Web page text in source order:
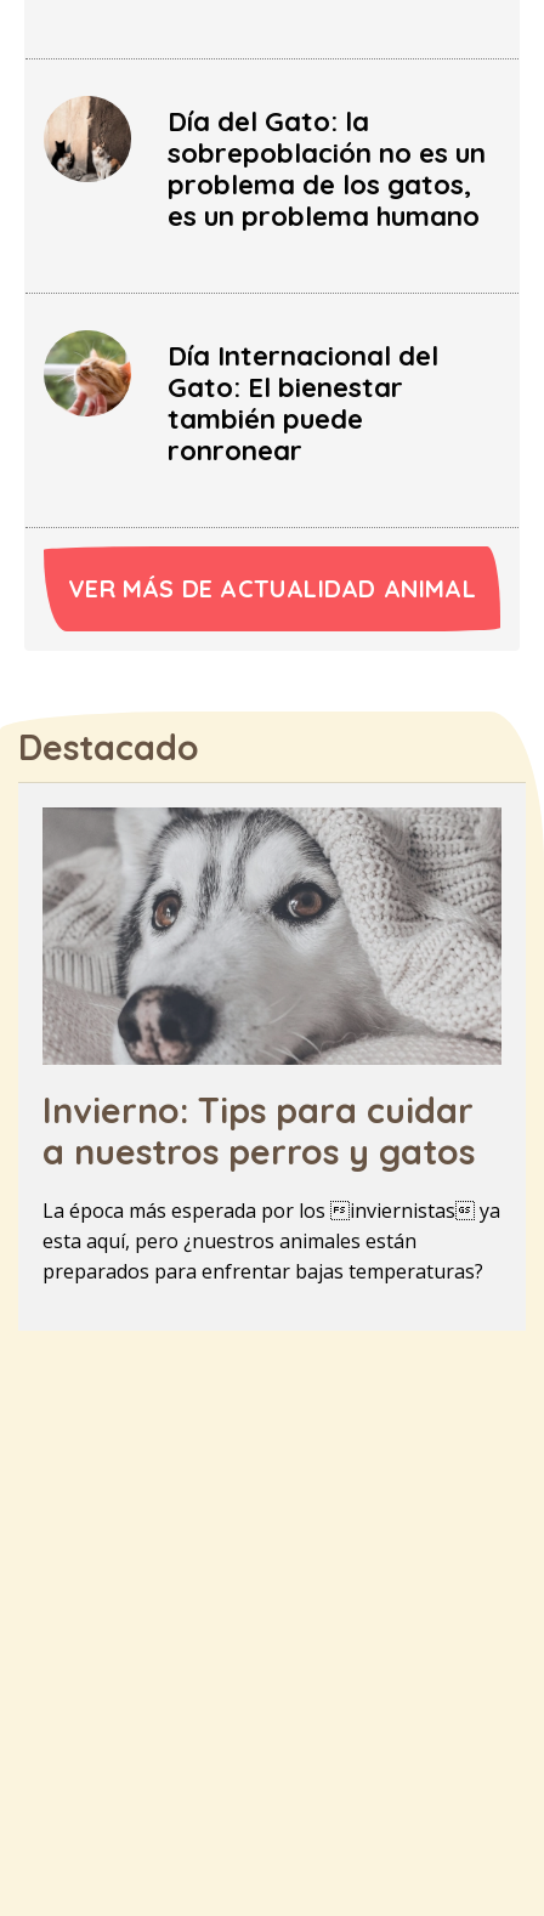
Día del Gato: la
sobrepoblación no es un
problema de los gatos,
es un problema humano
Día Internacional del
Gato: El bienestar
también puede
ronronear
VER MÁS DE ACTUALIDAD ANIMAL
Destacado
Invierno: Tips para cuidar
a nuestros perros y gatos
La época más esperada por los inviernistas ya
esta aquí, pero ¿nuestros animales están
preparados para enfrentar bajas temperaturas?